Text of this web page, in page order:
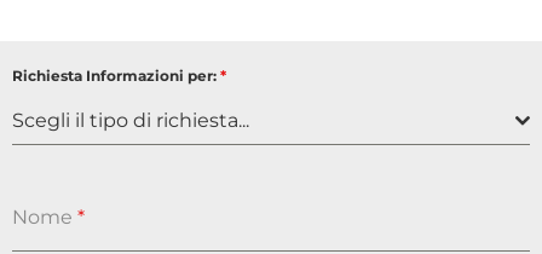
Richiesta Informazioni per: *
Scegli il tipo di richiesta...
Nome *